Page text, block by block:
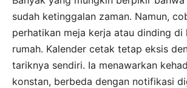
sudah ketinggalan zaman. Namun,
perhatikan meja kerja atau dinding di
rumah. Kalender cetak tetap eksis
tariknya sendiri. Ia menawarkan
konstan, berbeda dengan notifikasi